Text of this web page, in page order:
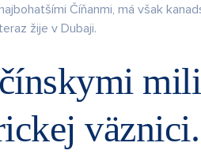
Číňanmi, má však
teraz žije v Dubaji.